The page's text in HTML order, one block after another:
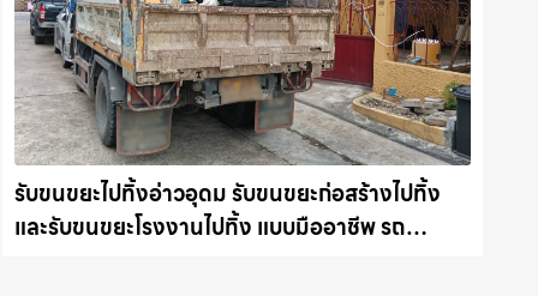
รับขนขยะไปทิ้งอ่าวอุดม รับขนขยะก่อสร้างไปทิ้ง
และรับขนขยะโรงงานไปทิ้ง แบบมืออาชีพ รถ